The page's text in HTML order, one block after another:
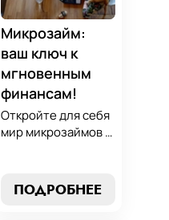
гармонии, следуя
нашим
проверенным
стратегиям.
Микрозайм:
ваш ключ к
мгновенным
финансам!
Откройте для себя
мир микрозаймов с
выбрать лучший
микрозайм,
ПОДРОБНЕЕ